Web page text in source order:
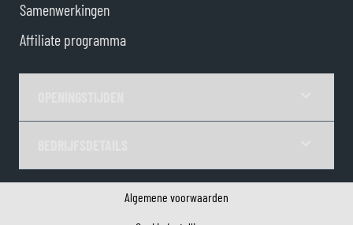
Samenwerkingen
Affiliate programma
Algemene voorwaarden